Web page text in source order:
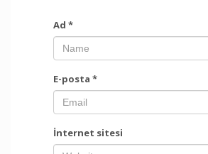
Ad *
E-posta *
İnternet sitesi